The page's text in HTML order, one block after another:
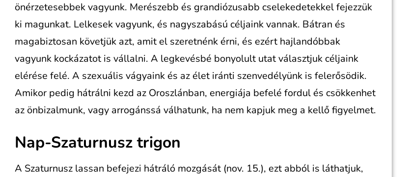
önérzetesebbek vagyunk. Merészebb és grandiózusabb cselekedetekkel fejezzük
ki magunkat. Lelkesek vagyunk, és nagyszabású céljaink vannak. Bátran és
magabiztosan követjük azt, amit el szeretnénk érni, és ezért hajlandóbbak
vagyunk kockázatot is vállalni. A legkevésbé bonyolult utat választjuk céljaink
elérése felé. A szexuális vágyaink és az élet iránti szenvedélyünk is felerősödik.
Amikor pedig hátrálni kezd az Oroszlánban, energiája befelé fordul és csökkenhet
az önbizalmunk, vagy arrogánssá válhatunk, ha nem kapjuk meg a kellő figyelmet.
Nap-Szaturnusz trigon
A Szaturnusz lassan befejezi hátráló mozgását (nov. 15.), ezt abból is láthatjuk,